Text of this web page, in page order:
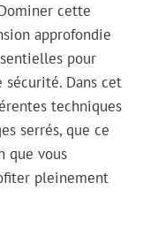
cette
approfondie
pour
Dans cet
techniques
serrés, que ce
que vous
pleinement